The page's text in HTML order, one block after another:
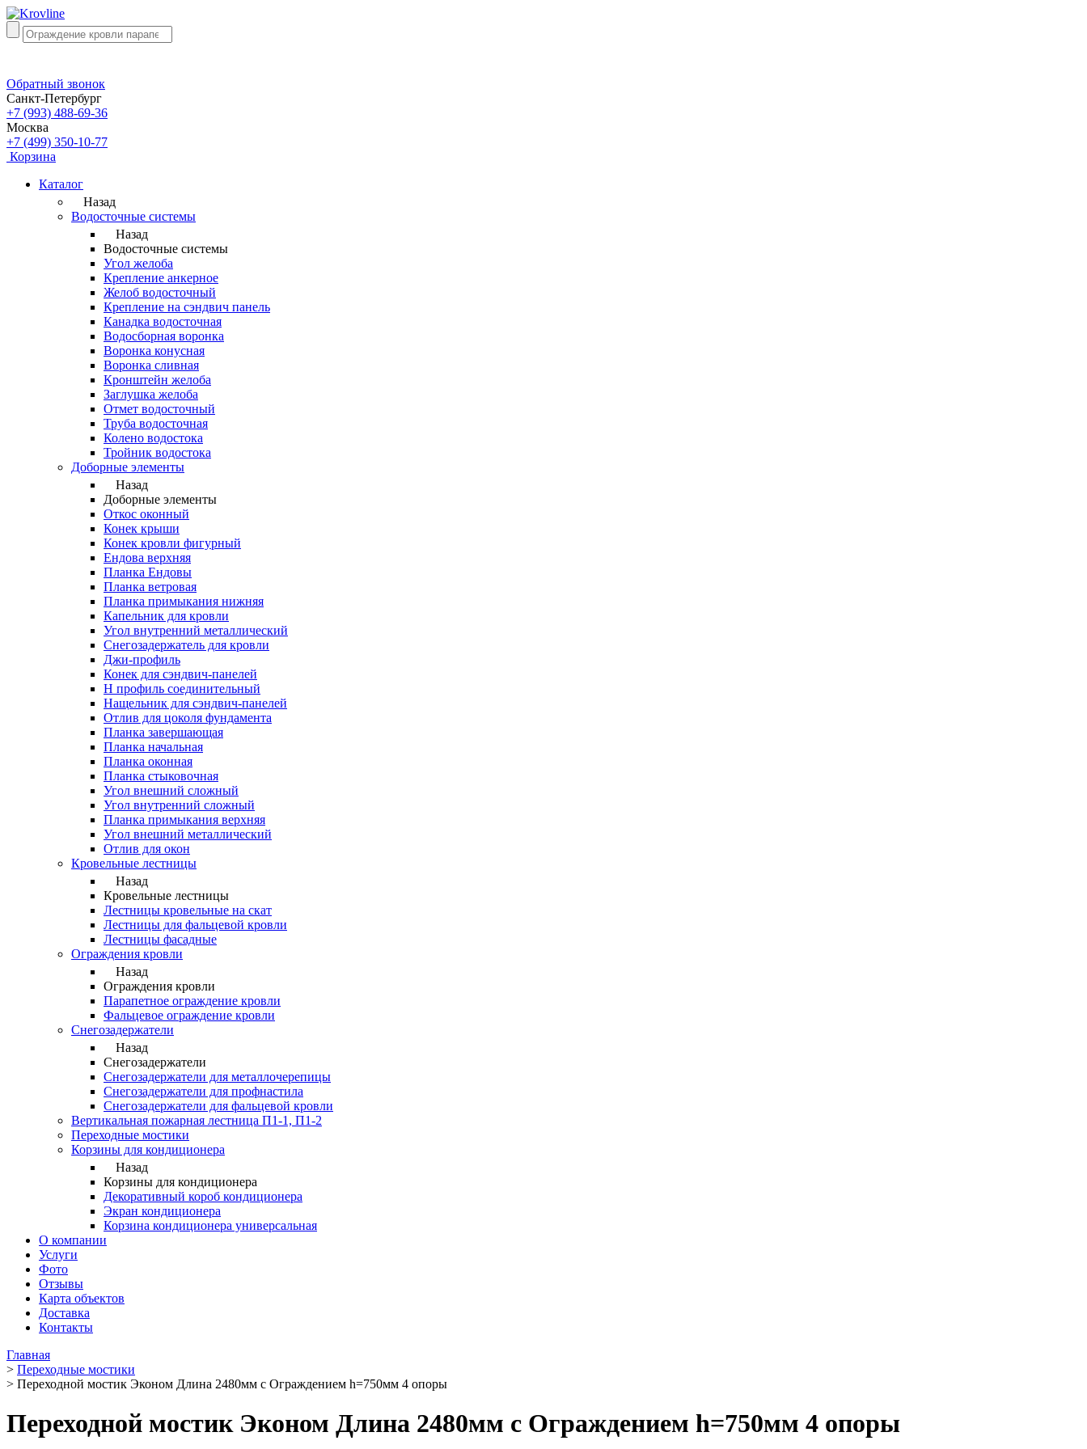
Обратный звонок
Санкт-Петербург
+7 (993) 488-69-36
Москва
+7 (499) 350-10-77
Корзина
Каталог
Назад
Водосточные системы
Назад
Водосточные системы
Угол желоба
Крепление анкерное
Желоб водосточный
Крепление на сэндвич панель
Канадка водосточная
Водосборная воронка
Воронка конусная
Воронка сливная
Кронштейн желоба
Заглушка желоба
Отмет водосточный
Труба водосточная
Колено водостока
Тройник водостока
Доборные элементы
Назад
Доборные элементы
Откос оконный
Конек крыши
Конек кровли фигурный
Ендова верхняя
Планка Ендовы
Планка ветровая
Планка примыкания нижняя
Капельник для кровли
Угол внутренний металлический
Снегозадержатель для кровли
Джи-профиль
Конек для сэндвич-панелей
Н профиль соединительный
Нащельник для сэндвич-панелей
Отлив для цоколя фундамента
Планка завершающая
Планка начальная
Планка оконная
Планка стыковочная
Угол внешний сложный
Угол внутренний сложный
Планка примыкания верхняя
Угол внешний металлический
Отлив для окон
Кровельные лестницы
Назад
Кровельные лестницы
Лестницы кровельные на скат
Лестницы для фальцевой кровли
Лестницы фасадные
Ограждения кровли
Назад
Ограждения кровли
Парапетное ограждение кровли
Фальцевое ограждение кровли
Снегозадержатели
Назад
Снегозадержатели
Снегозадержатели для металлочерепицы
Снегозадержатели для профнастила
Снегозадержатели для фальцевой кровли
Вертикальная пожарная лестница П1-1, П1-2
Переходные мостики
Корзины для кондиционера
Назад
Корзины для кондиционера
Декоративный короб кондиционера
Экран кондиционера
Корзина кондиционера универсальная
О компании
Услуги
Фото
Отзывы
Карта объектов
Доставка
Контакты
Главная
> Переходные мостики
> Переходной мостик Эконом Длина 2480мм с Ограждением h=750мм 4 опоры
Переходной мостик Эконом Длина 2480мм с Ограждением h=750мм 4 опоры